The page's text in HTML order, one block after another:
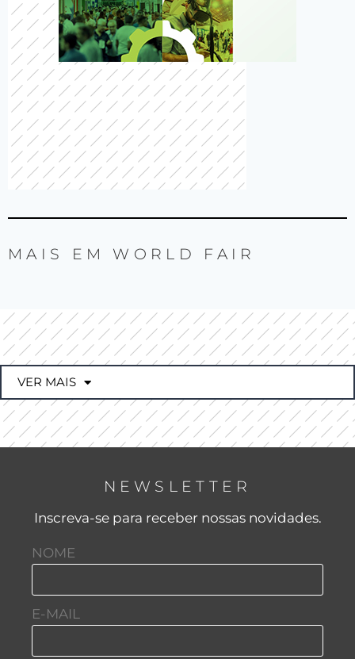
MAIS EM WORLD FAIR
VER MAIS
NEWSLETTER
Inscreva-se para receber nossas novidades.
NOME
E-MAIL